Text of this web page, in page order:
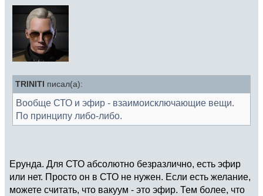
TRINITI писал(а):
Вообще СТО и эфир - взаимоисключающие вещи.
По принципу либо-либо.
Ерунда. Для СТО абсолютно безразлично, есть эфир
или нет. Просто он в СТО не нужен. Если есть желание,
можете считать, что вакуум - это эфир. Тем более, что